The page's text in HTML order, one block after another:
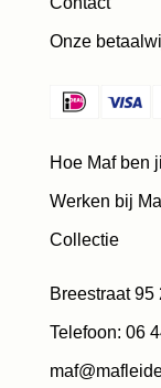
Onze
Hoe Maf ben
Werken bij
Collectie
Breestraat 95
Telefoon: 06